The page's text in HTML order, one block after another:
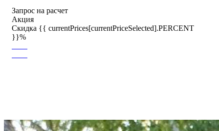
Запрос на расчет
Акция
Скидка {{ currentPrices[currentPriceSelected].PERCENT
}}%